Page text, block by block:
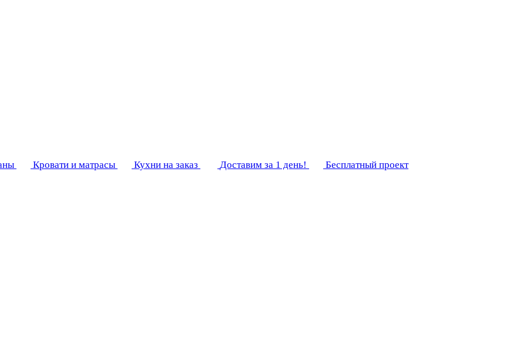
Кровати и матрасы Кухни на заказ Доставим за 1 день! Бесплатный проект